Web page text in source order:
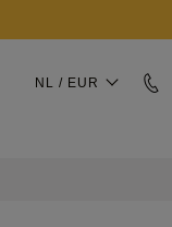
NL / EUR